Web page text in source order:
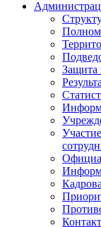
Защита